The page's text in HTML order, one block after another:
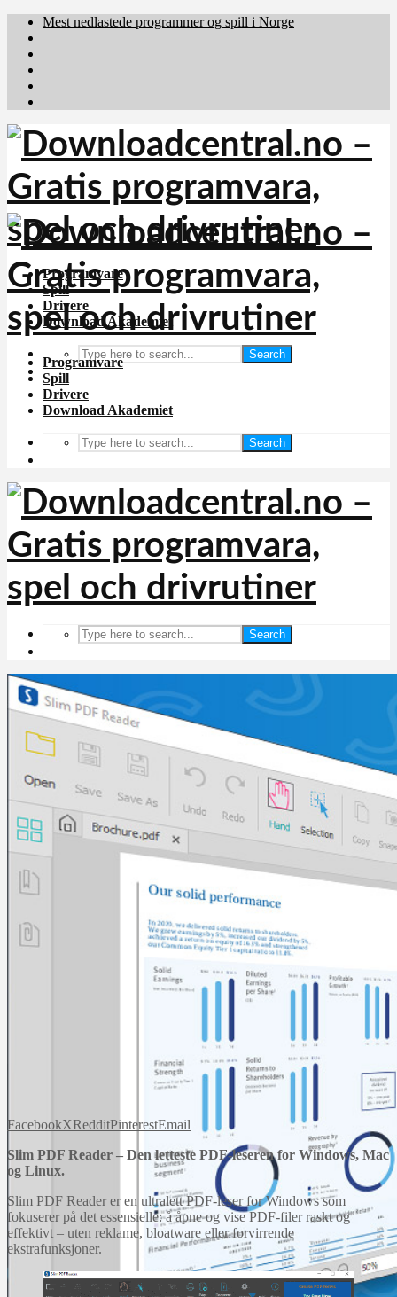
Mest nedlastede programmer og spill i Norge
Programvare
Spill
Drivere
Download Akademiet
Search
Programvare
Spill
Drivere
Download Akademiet
Search
Search
FacebookXRedditPinterestEmail
Slim PDF Reader – Den letteste PDF-leseren for Windows, Mac
og Linux.
Slim PDF Reader er en ultralett PDF-leser for Windows som
fokuserer på det essensielle: å åpne og vise PDF-filer raskt og
effektivt – uten reklame, bloatware eller forvirrende
ekstrafunksjoner.